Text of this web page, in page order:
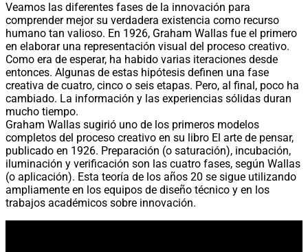
Veamos las diferentes fases de la innovación para
comprender mejor su verdadera existencia como recurso
humano tan valioso. En 1926, Graham Wallas fue el primero
en elaborar una representación visual del proceso creativo.
Como era de esperar, ha habido varias iteraciones desde
entonces. Algunas de estas hipótesis definen una fase
creativa de cuatro, cinco o seis etapas. Pero, al final, poco ha
cambiado. La información y las experiencias sólidas duran
mucho tiempo.
Graham Wallas sugirió uno de los primeros modelos
completos del proceso creativo en su libro El arte de pensar,
publicado en 1926. Preparación (o saturación), incubación,
iluminación y verificación son las cuatro fases, según Wallas
(o aplicación). Esta teoría de los años 20 se sigue utilizando
ampliamente en los equipos de diseño técnico y en los
trabajos académicos sobre innovación.